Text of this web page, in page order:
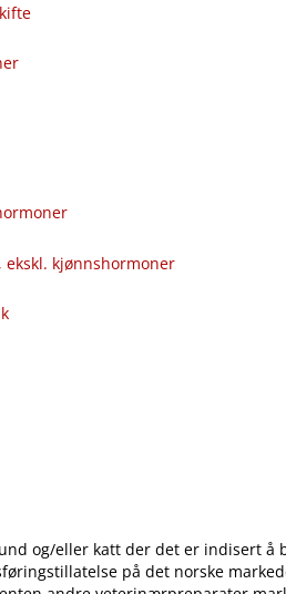
kjønnshormoner
og​/​eller katt der det er indisert å
på det norske